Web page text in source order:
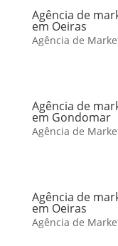
Agência de
em Oeiras
Agência de
Agência de
em Gondomar
Agência de
Agência de
em Oeiras
Agência de